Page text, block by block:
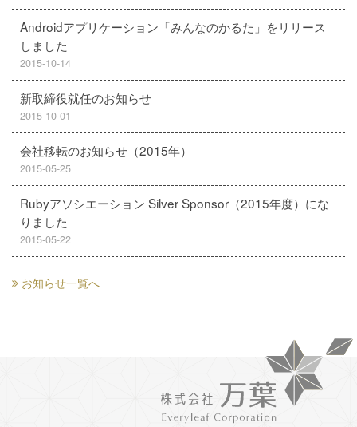
Androidアプリケーション「みんなのかるた」をリリース
しました
2015-10-14
新取締役就任のお知らせ
2015-10-01
会社移転のお知らせ（2015年）
2015-05-25
Rubyアソシエーション Silver Sponsor（2015年度）にな
りました
2015-05-22
お知らせ一覧へ